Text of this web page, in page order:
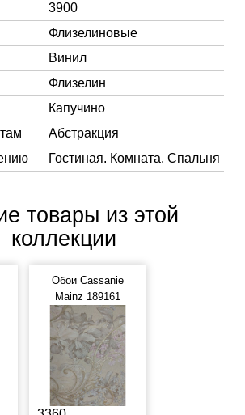
3900
Флизелиновые
Винил
Флизелин
Капучино
Абстракция
Гостиная. Комната. Спальня
товары из этой
коллекции
Обои Cassanie
Mainz 189161